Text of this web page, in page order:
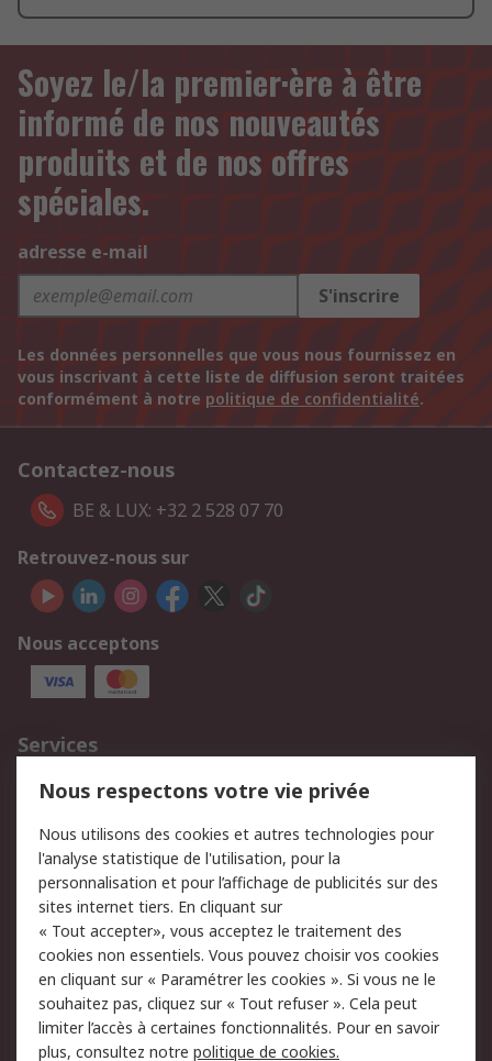
Soyez le/la premier·ère à être
informé de nos nouveautés
produits et de nos offres
spéciales.
adresse e-mail
S'inscrire
Les données personnelles que vous nous fournissez en
vous inscrivant à cette liste de diffusion seront traitées
conformément à notre politique de confidentialité.
Contactez-nous
BE & LUX: +32 2 528 07 70
Retrouvez-nous sur
Nous acceptons
Services
750.000 produits
2.500 marques
Retours
Support technique
Track & trace
Legal
Politique de cookies
Sécurité des e-mails
Politique de protection
des données - Mise à
Conditions générales
de vente
Nous respectons votre vie privée
Nous utilisons des cookies et autres technologies pour
l'analyse statistique de l'utilisation, pour la
personnalisation et pour l’affichage de publicités sur des
sites internet tiers. En cliquant sur
« Tout accepter», vous acceptez le traitement des
cookies non essentiels. Vous pouvez choisir vos cookies
en cliquant sur « Paramétrer les cookies ». Si vous ne le
souhaitez pas, cliquez sur « Tout refuser ». Cela peut
limiter l’accès à certaines fonctionnalités. Pour en savoir
plus, consultez notre politique de cookies.